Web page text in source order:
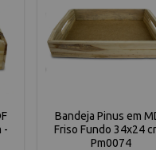
-
Bandeja Pinus em
Friso Fundo 34x24
Pm0074